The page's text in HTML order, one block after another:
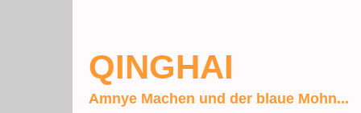
QINGHAI
Amnye Machen und der blaue Mohn...